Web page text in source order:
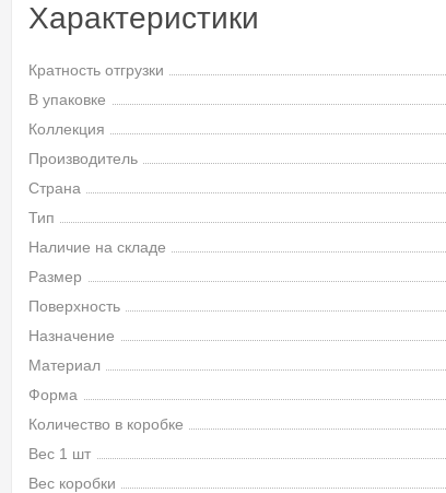
Характеристики
Кратность отгрузки
В упаковке
Коллекция
Производитель
Страна
Тип
Наличие на складе
Размер
Поверхность
Назначение
Материал
Форма
Количество в коробке
Вес 1 шт
Вес коробки